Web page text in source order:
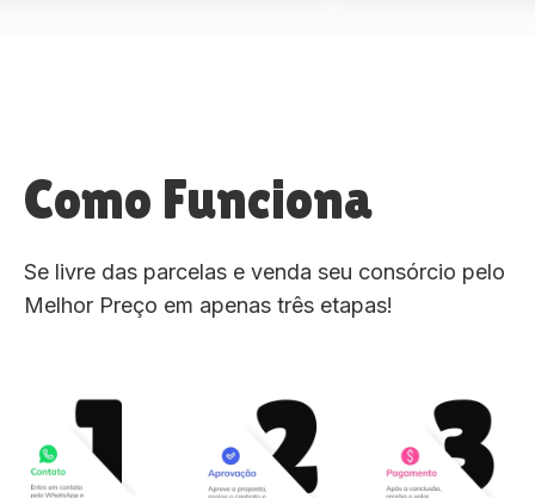
Como Funciona
Se livre das parcelas e venda seu consórcio pelo
Melhor Preço em apenas três etapas!